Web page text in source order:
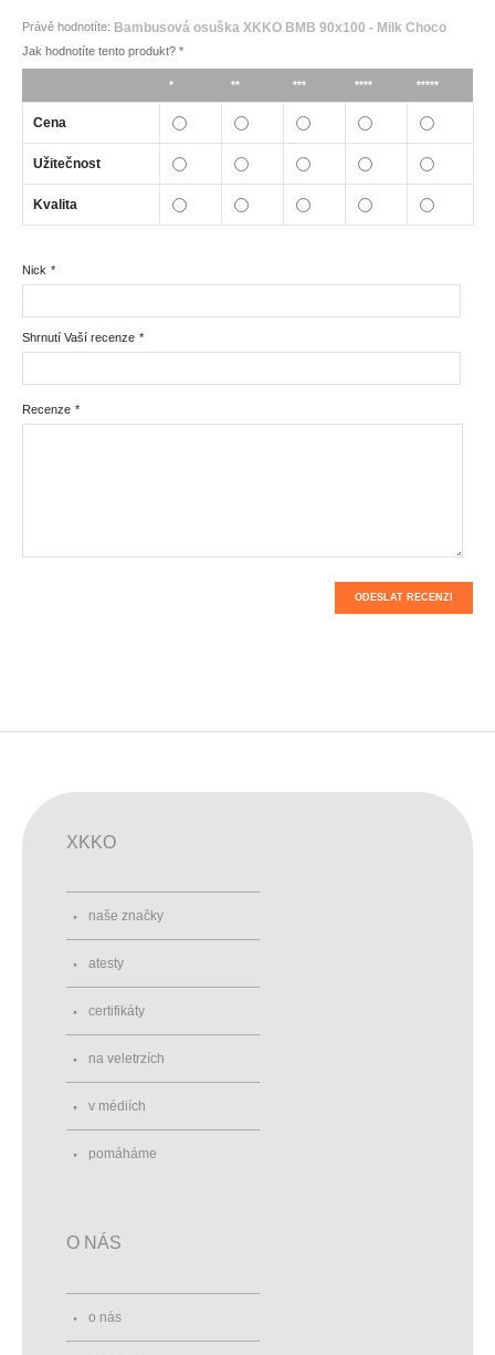
Právě hodnotíte: Bambusová osuška XKKO BMB 90x100 - Milk Choco
Jak hodnotíte tento produkt? *
* ** *** **** *****
Cena
Užitečnost
Kvalita
*
Nick
*
Shrnutí Vaší recenze
*
Recenze
ODESLAT RECENZI
XKKO
naše značky
atesty
certifikáty
na veletrzích
v médiích
pomáháme
O NÁS
o nás